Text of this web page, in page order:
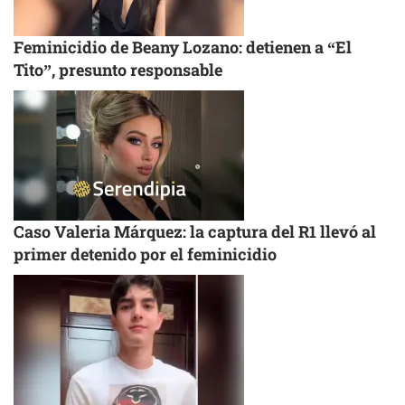
Feminicidio de Beany Lozano: detienen a “El
Tito”, presunto responsable
Caso Valeria Márquez: la captura del R1 llevó al
primer detenido por el feminicidio